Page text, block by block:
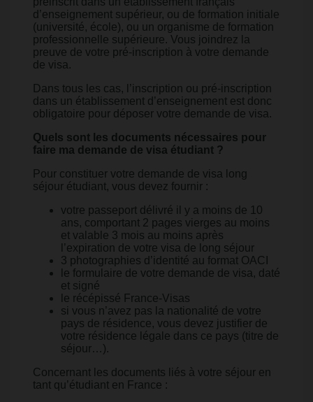
d’enseignement supérieur, ou de formation initiale
(université, école), ou un organisme de formation
professionnelle supérieure. Vous joindrez la
preuve de votre pré-inscription à votre demande
de visa.
Dans tous les cas, l’inscription ou pré-inscription
dans un établissement d’enseignement est donc
obligatoire pour déposer votre demande de visa.
Quels sont les documents nécessaires pour
faire ma demande de visa étudiant ?
Pour constituer votre demande de visa long
séjour étudiant, vous devez fournir :
votre passeport délivré il y a moins de 10
ans, comportant 2 pages vierges au moins
et valable 3 mois au moins après
l’expiration de votre visa de long séjour
3 photographies d’identité au format OACI
le formulaire de votre demande de visa, daté
et signé
le récépissé France-Visas
si vous n’avez pas la nationalité de votre
pays de résidence, vous devez justifier de
votre résidence légale dans ce pays (titre de
séjour…).
Concernant les documents liés à votre séjour en
tant qu’étudiant en France :